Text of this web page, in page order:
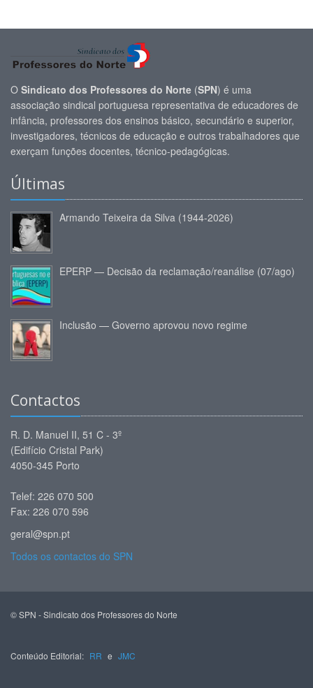
O Sindicato dos Professores do Norte (SPN) é uma
associação sindical portuguesa representativa de educadores de
infância, professores dos ensinos básico, secundário e superior,
investigadores, técnicos de educação e outros trabalhadores que
exerçam funções docentes, técnico-pedagógicas.
Últimas
Armando Teixeira da Silva (1944-2026)
EPERP — Decisão da reclamação/reanálise (07/ago)
Inclusão — Governo aprovou novo regime
Contactos
R. D. Manuel II, 51 C - 3º
(Edifício Cristal Park)
4050-345 Porto
Telef: 226 070 500
Fax: 226 070 596
geral@spn.pt
Todos os contactos do SPN
© SPN - Sindicato dos Professores do Norte
Conteúdo Editorial: RR e JMC